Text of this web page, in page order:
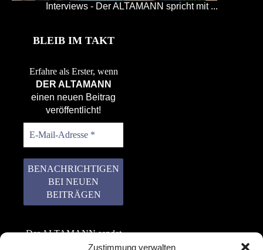
Zustimmung verwalten
Interviews - Der ALTAMANN spricht mit ...
BLEIB IM TAKT
Erfahre als Erster, wenn
DER ALTAMANN
einen neuen Beitrag
veröffentlicht!
Der ALTAMANN sendet
keinen Spam! Er gibt